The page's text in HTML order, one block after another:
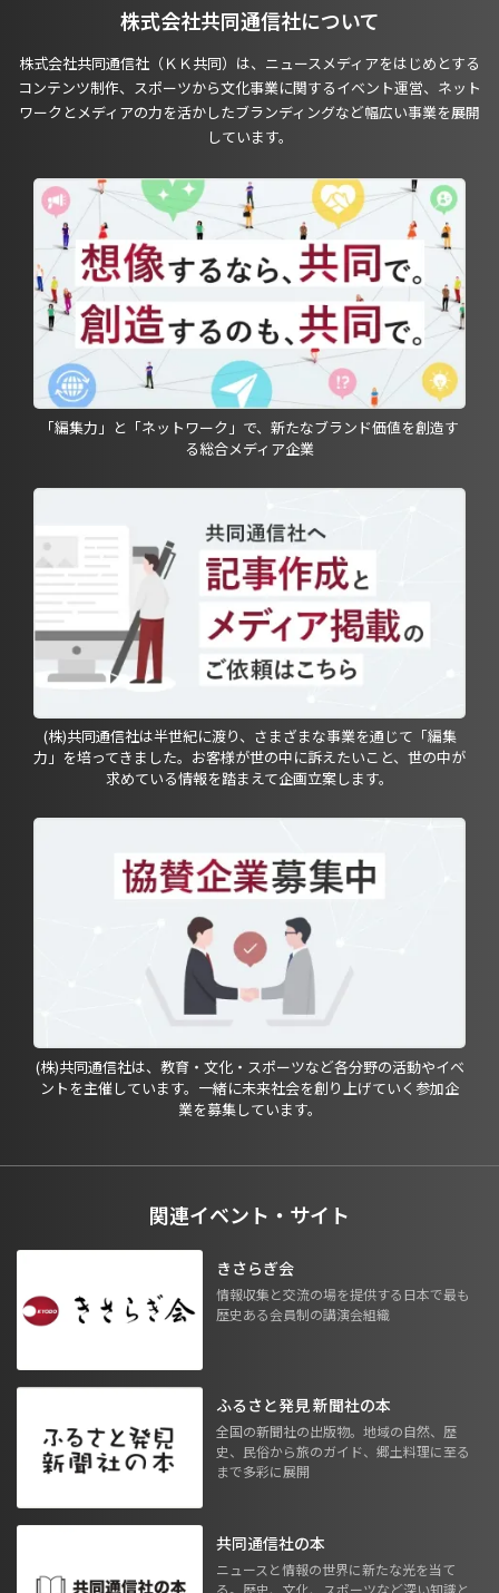
株式会社共同通信社について
株式会社共同通信社（ＫＫ共同）は、ニュースメディアをはじめとする
コンテンツ制作、スポーツから文化事業に関するイベント運営、ネット
ワークとメディアの力を活かしたブランディングなど幅広い事業を展開
しています。
「編集力」と「ネットワーク」で、新たなブランド価値を創造す
る総合メディア企業
(株)共同通信社は半世紀に渡り、さまざまな事業を通じて「編集
力」を培ってきました。お客様が世の中に訴えたいこと、世の中が
求めている情報を踏まえて企画立案します。
(株)共同通信社は、教育・文化・スポーツなど各分野の活動やイベ
ントを主催しています。一緒に未来社会を創り上げていく参加企
業を募集しています。
関連イベント・サイト
きさらぎ会
情報収集と交流の場を提供する日本で最も
歴史ある会員制の講演会組織
ふるさと発見 新聞社の本
全国の新聞社の出版物。地域の自然、歴
史、民俗から旅のガイド、郷土料理に至る
まで多彩に展開
共同通信社の本
ニュースと情報の世界に新たな光を当て
る。歴史、文化、スポーツなど深い知識と